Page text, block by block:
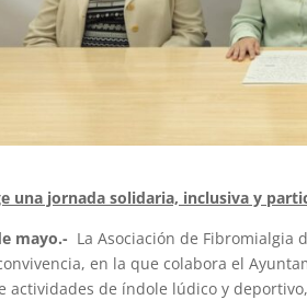
una jornada solidaria, inclusiva y
mayo.- La Asociación de Fibromialgia
en la que colabora el
actividades de índole lúdico y